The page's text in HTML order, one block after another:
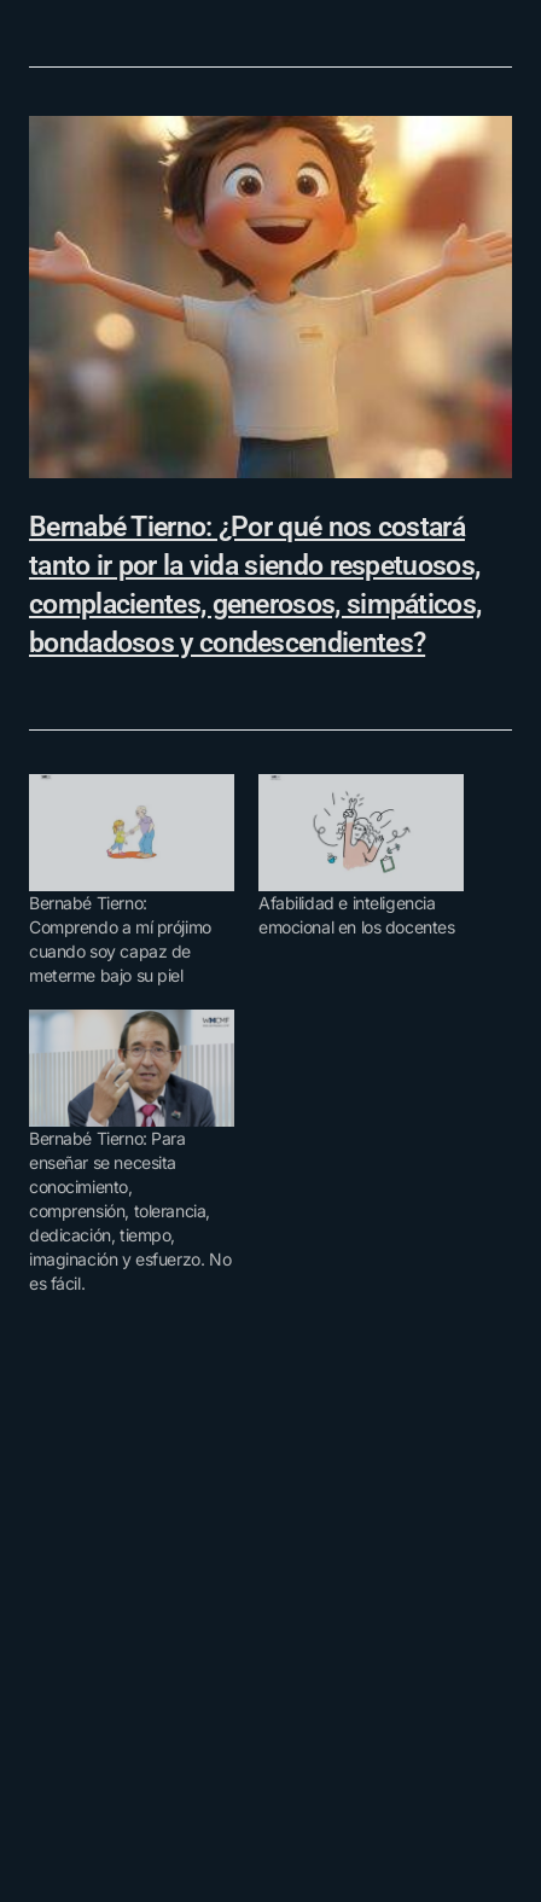
Bernabé Tierno: ¿Por qué nos costará
tanto ir por la vida siendo respetuosos,
complacientes, generosos, simpáticos,
bondadosos y condescendientes?
Bernabé Tierno:
Comprendo a mí prójimo
cuando soy capaz de
meterme bajo su piel
Afabilidad e inteligencia
emocional en los docentes
Bernabé Tierno: Para
enseñar se necesita
conocimiento,
comprensión, tolerancia,
dedicación, tiempo,
imaginación y esfuerzo. No
es fácil.